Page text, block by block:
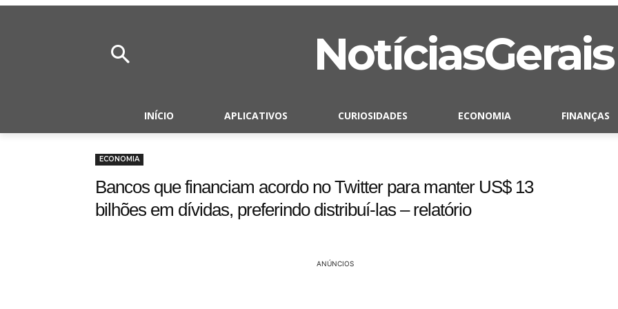
NotíciasGerais
INÍCIO APLICATIVOS CURIOSIDADES ECONOMIA FINANÇAS
ECONOMIA
Bancos que financiam acordo no Twitter para manter US$ 13
bilhões em dívidas, preferindo distribuí-las – relatório
ANÚNCIOS